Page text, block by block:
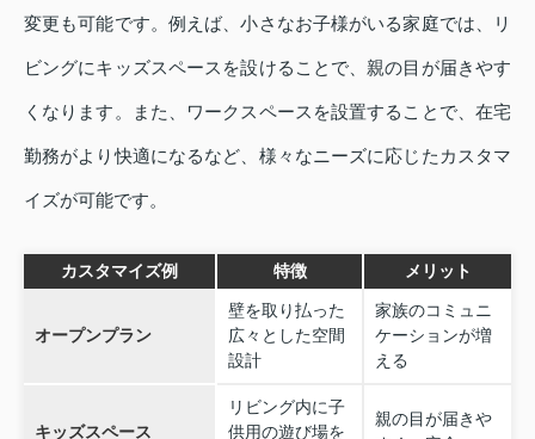
変更も可能です。例えば、小さなお子様がいる家庭では、リ
ビングにキッズスペースを設けることで、親の目が届きやす
くなります。また、ワークスペースを設置することで、在宅
勤務がより快適になるなど、様々なニーズに応じたカスタマ
イズが可能です。
カスタマイズ例 特徴 メリット
オープンプラン
壁を取り払った
広々とした空間
設計
家族のコミュニ
ケーションが増
える
キッズスペース
リビング内に子
供用の遊び場を
親の目が届きや